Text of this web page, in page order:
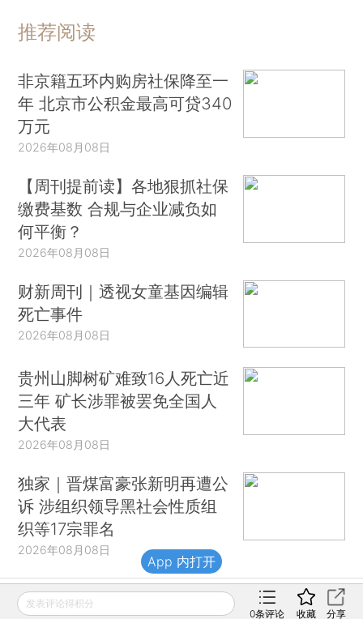
推荐阅读
非京籍五环内购房社保降至一
年 北京市公积金最高可贷340
万元
2026年08月08日
【周刊提前读】各地狠抓社保
缴费基数 合规与企业减负如
何平衡？
2026年08月08日
财新周刊｜透视女童基因编辑
死亡事件
2026年08月08日
贵州山脚树矿难致16人死亡近
三年 矿长涉罪被罢免全国人
大代表
2026年08月08日
独家｜晋煤富豪张新明再遭公
诉 涉组织领导黑社会性质组
织等17宗罪名
2026年08月08日
发表评论得积分
0条评论 收藏 分享
App 内打开